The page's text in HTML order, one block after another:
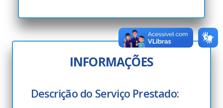
INFORMAÇÕES
Descrição do Serviço Prestado: